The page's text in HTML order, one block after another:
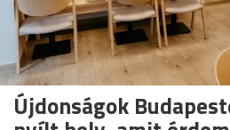
Újdonságok